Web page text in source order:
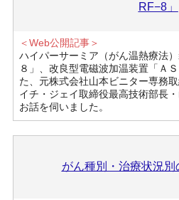
RF−8」
＜Web公開記事＞
ハイパーサーミア（がん温熱療法
８」、改良型電磁波加温装置「Ａ
た、元株式会社山本ビニター専務
イチ・ジェイ取締役最高技術部長
お話を伺いました。
がん種別・治療状況